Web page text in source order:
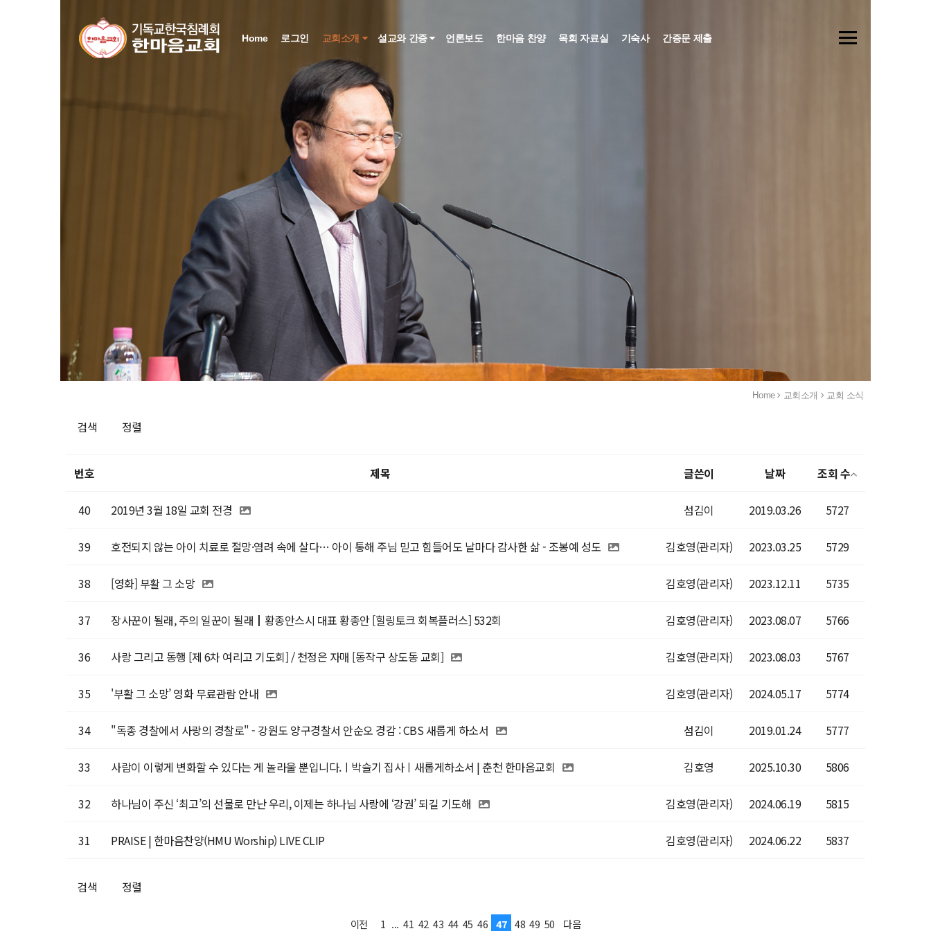
Home 로그인 교회소개 설교와 간증 언론보도 한마음 찬양 목회 자료실 기숙사 간증문 제출
Home 교회소개 교회 소식
검색 정렬
번호 제목 글쓴이 날짜 조회 수
40 2019년 3월 18일 교회 전경 섬김이 2019.03.26 5727
39 호전되지 않는 아이 치료로 절망·염려 속에 살다… 아이 통해 주님 믿고 힘들어도 날마다 감사한 삶 - 조봉예 성도 김호영(관리자) 2023.03.25 5729
38 [영화] 부활 그 소망 김호영(관리자) 2023.12.11 5735
37 장사꾼이 될래, 주의 일꾼이 될래┃황종안스시 대표 황종안 [힐링토크 회복플러스] 532회 김호영(관리자) 2023.08.07 5766
36 사랑 그리고 동행 [제 6차 여리고 기도회] / 천정은 자매 [동작구 상도동 교회] 김호영(관리자) 2023.08.03 5767
35 '부활 그 소망’ 영화 무료관람 안내 김호영(관리자) 2024.05.17 5774
34 "독종 경찰에서 사랑의 경찰로" - 강원도 양구경찰서 안순오 경감 : CBS 새롭게 하소서 섬김이 2019.01.24 5777
33 사람이 이렇게 변화할 수 있다는 게 놀라울 뿐입니다.ㅣ박슬기 집사ㅣ새롭게하소서 | 춘천 한마음교회 김호영 2025.10.30 5806
32 하나님이 주신 ‘최고’의 선물로 만난 우리, 이제는 하나님 사랑에 ‘강권’ 되길 기도해 김호영(관리자) 2024.06.19 5815
31 PRAISE | 한마음찬양(HMU Worship) LIVE CLIP 김호영(관리자) 2024.06.22 5837
검색 정렬
이전 1 ... 41 42 43 44 45 46 47 48 49 50 다음